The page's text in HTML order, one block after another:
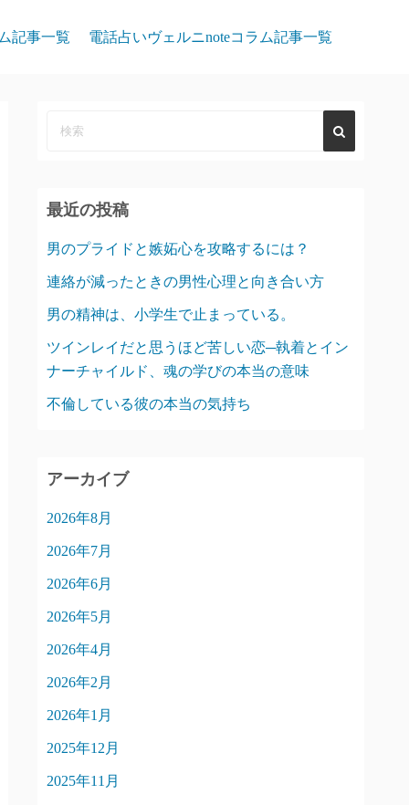
記事一覧 電話占いヴェルニnoteコラム記事一覧
最近の投稿
男のプライドと嫉妬心を攻略するには？
連絡が減ったときの男性心理と向き合い方
男の精神は、小学生で止まっている。
ツインレイだと思うほど苦しい恋─執着とイン
ナーチャイルド、魂の学びの本当の意味
不倫している彼の本当の気持ち
アーカイブ
2026年8月
2026年7月
2026年6月
2026年5月
2026年4月
2026年2月
2026年1月
2025年12月
2025年11月